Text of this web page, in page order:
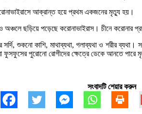
আক্রান্ত হয়ে প্রথম একজনের মৃত্যু হয়।
ছড়িয়ে পড়েছে করোনাভাইরাস। চীনে করোনার
শুকনো কাশি, মাথাব্যথা, গলাব্যথা ও শরীর ব্যথা।
পুরোনো রোগীদের ক্ষেত্রে ডেকে আনতে পারে
সংবাদটি শেয়ার করুন